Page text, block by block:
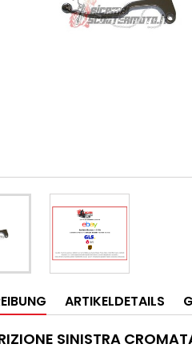
ARTIKELDETAILS
SINISTRA